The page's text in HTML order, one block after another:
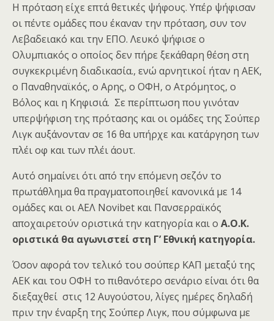
Η πρόταση είχε επτά θετικές ψήφους. Υπέρ ψήφισαν
οι πέντε ομάδες που έκαναν την πρόταση, συν τον
Λεβαδειακό και την ΕΠΟ. Λευκό ψήφισε ο
Ολυμπιακός ο οποίος δεν πήρε ξεκάθαρη θέση στη
συγκεκριμένη διαδικασία., ενώ αρνητικοί ήταν η ΑΕΚ,
ο Παναθηναϊκός, ο Αρης, ο ΟΦΗ, ο Ατρόμητος, ο
Βόλος και η Κηφισιά. Σε περίπτωση που γινόταν
υπερψήφιση της πρότασης και οι ομάδες της Σούπερ
Λιγκ αυξάνονταν σε 16 θα υπήρχε και κατάργηση των
πλέι οφ και των πλέι άουτ.
Αυτό σημαίνει ότι από την επόμενη σεζόν το
πρωτάθλημα θα πραγματοποιηθεί κανονικά με 14
ομάδες και οι ΑΕΛ Novibet και Πανσερραϊκός
αποχαιρετούν οριστικά την κατηγορία και ο Α.Ο.Κ.
οριστικά θα αγωνιστεί στη Γ’ Εθνική κατηγορία.
Όσον αφορά τον τελικό του σούπερ ΚΑΠ μεταξύ της
ΑΕΚ και του ΟΦΗ το πιθανότερο σενάριο είναι ότι θα
διεξαχθεί στις 12 Αυγούστου, λίγες ημέρες δηλαδή
πριν την έναρξη της Σούπερ Λιγκ, που σύμφωνα με